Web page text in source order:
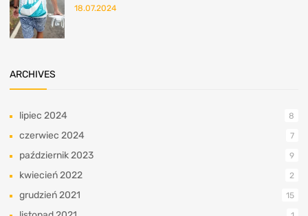
18.07.2024
ARCHIVES
lipiec 2024 8
czerwiec 2024 7
październik 2023 9
kwiecień 2022 2
grudzień 2021 15